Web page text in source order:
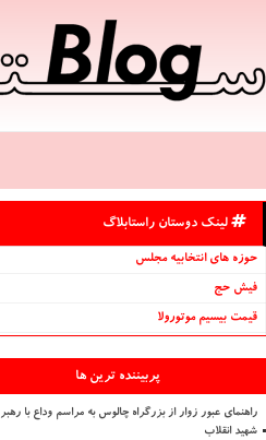
لینک دوستان راستابلاگ
حوزه های انتخابیه مجلس
فیش حج
قیمت بیسیم موتورولا
پربیننده ترین ها
راهنمای عبور زوار از بزرگراه چالوس به مراسم وداع با رهبر
شهید انقلاب